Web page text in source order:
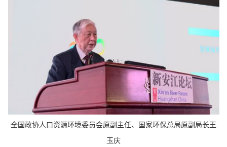
全国政协人口资源环境委员会原副主任、国家环保总局原副局长王
玉庆